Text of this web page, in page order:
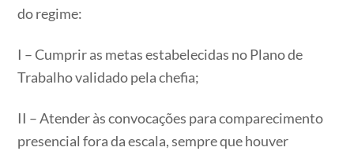
do regime:
I – Cumprir as metas estabelecidas no Plano de
Trabalho validado pela chefia;
II – Atender às convocações para comparecimento
presencial fora da escala, sempre que houver